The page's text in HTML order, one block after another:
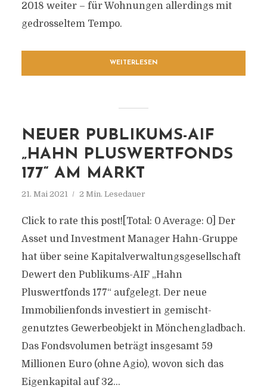
2018 weiter – für Wohnungen allerdings mit
gedrosseltem Tempo.
WEITERLESEN
NEUER PUBLIKUMS-AIF
„HAHN PLUSWERTFONDS
177“ AM MARKT
21. Mai 2021 2 Min. Lesedauer
Click to rate this post![Total: 0 Average: 0] Der
Asset und Investment Manager Hahn-Gruppe
hat über seine Kapitalverwaltungsgesellschaft
Dewert den Publikums-AIF „Hahn
Pluswertfonds 177“ aufgelegt. Der neue
Immobilienfonds investiert in gemischt-
genutztes Gewerbeobjekt in Mönchengladbach.
Das Fondsvolumen beträgt insgesamt 59
Millionen Euro (ohne Agio), wovon sich das
Eigenkapital auf 32...